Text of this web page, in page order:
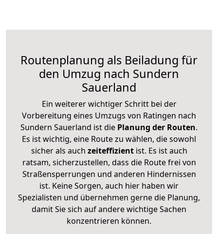
Routenplanung als Beiladung für
den Umzug nach Sundern
Sauerland
Ein weiterer wichtiger Schritt bei der
Vorbereitung eines Umzugs von Ratingen nach
Sundern Sauerland ist die Planung der Routen.
Es ist wichtig, eine Route zu wählen, die sowohl
sicher als auch zeiteffizientist. Es ist auch
ratsam, sicherzustellen, dass die Route frei von
Straßensperrungen und anderen Hindernissen
ist. Keine Sorgen, auch hier haben wir
Spezialisten und übernehmen gerne die Planung,
damit Sie sich auf andere wichtige Sachen
konzentrieren können.